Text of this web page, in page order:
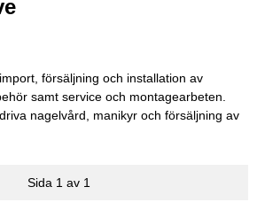
försäljning och installation av
samt service och montagearbeten.
nagelvård, manikyr och försäljning av
Sida 1 av 1